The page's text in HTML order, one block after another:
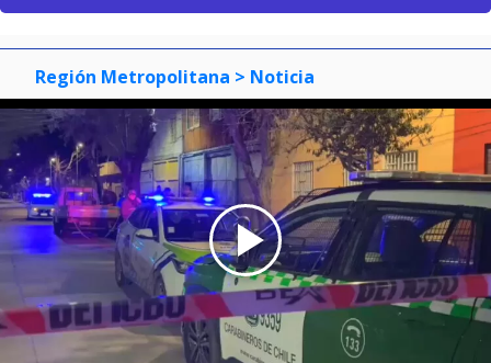
Región Metropolitana > Noticia